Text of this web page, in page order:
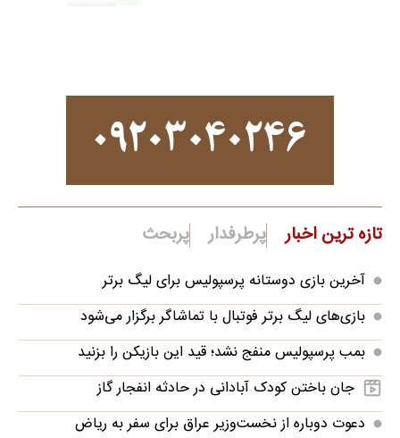
تازه ترین اخبار پرطرفدار پربحث
آخرین بازی دوستانه پرسپولیس برای لیگ برتر
بازی‌های لیگ برتر فوتبال با تماشاگر برگزار می‌شود
بمب پرسپولیس منفج نشد؛ قید این بازیکن را بزنید
جان باختن کودک آبادانی در حادثه انفجار گاز
دعوت دوباره از نخست‌وزیر عراق برای سفر به ریاض